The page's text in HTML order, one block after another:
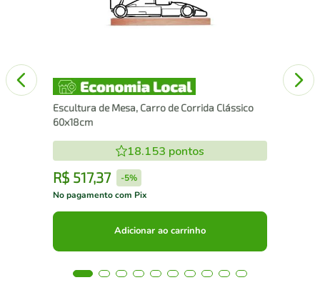
Escultura de Mesa, Carro de Corrida Clássico
60x18cm
18.153 pontos
R$ 517,37 -5%
No pagamento com Pix
Adicionar ao carrinho